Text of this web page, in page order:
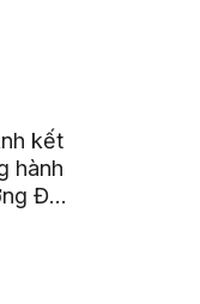
kết
hành
Đại